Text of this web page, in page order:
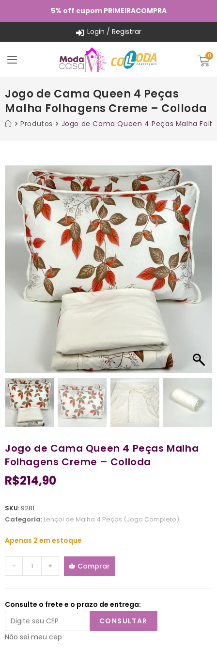
5% off cupom PRIMEIRACOMPRA
Login / Registrar
Jogo de Cama Queen 4 Peças
Malha Folhagens Creme – Colloda
Produtos Jogo de Cama Queen 4 Peças Malha
Jogo de Cama Queen 4 Peças Malha
Folhagens Creme – Colloda
R$214,90
SKU:9281
Categoria: Lençol de Malha 4 Peças (Jogo Completo)
Apenas 2 em estoque
- + Comprar
Consulte o frete e o prazo de entrega:
CONSULTAR
Não sei meu cep